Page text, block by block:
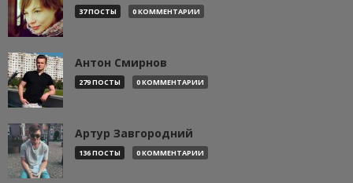
37 ПОСТЫ 0 КОММЕНТАРИИ
Антон Смирнов
279 ПОСТЫ 0 КОММЕНТАРИИ
Артур Завгородний
136 ПОСТЫ 0 КОММЕНТАРИИ